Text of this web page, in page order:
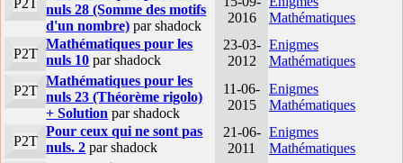
P2T nuls 28 (Somme des motifs
d'un nombre) par shadock
2016
Mathématiques
P2T
Mathématiques pour les
nuls 10 par shadock
23-03-
2012
Enigmes
Mathématiques
P2T
Mathématiques pour les
nuls 23 (Théorème rigolo)
+ Solution par shadock
11-06-
2015
Enigmes
Mathématiques
P2T
Pour ceux qui ne sont pas
nuls. 2 par shadock
21-06-
2011
Enigmes
Mathématiques